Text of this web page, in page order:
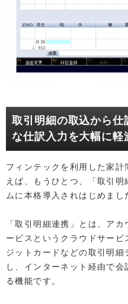
取引明細の取込から
な仕訳入力を大幅に軽
フィンテックを利用した家
えば、もうひとつ、「取引
ムに本格導入されはじめまし
「取引明細連携」とは、ア
ービスというクラウドサー
ジットカードなどの取引明
し、インターネット経由で
る機能です。